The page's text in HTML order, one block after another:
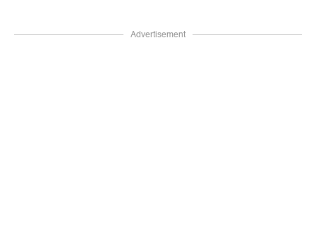
Advertisement